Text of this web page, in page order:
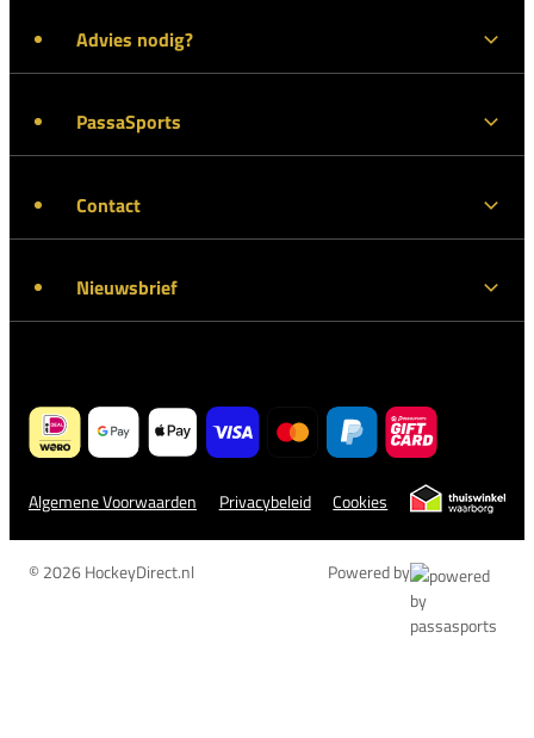
Advies nodig?
PassaSports
Contact
Nieuwsbrief
Algemene Voorwaarden Privacybeleid Cookies
© 2026 HockeyDirect.nl Powered by